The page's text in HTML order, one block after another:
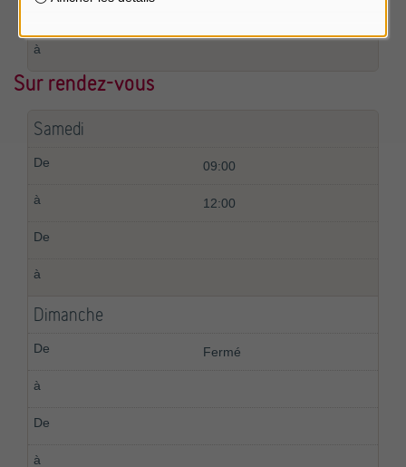
Sur rendez-vous
Samedi
09:00
12:00
Dimanche
Fermé